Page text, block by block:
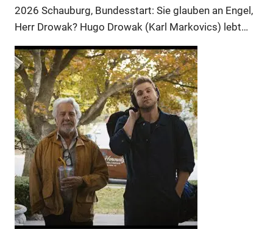
Anzeige
2026 Schauburg, Bundesstart: Sie glauben an Engel,
Herr Drowak? Hugo Drowak (Karl Markovics) lebt…